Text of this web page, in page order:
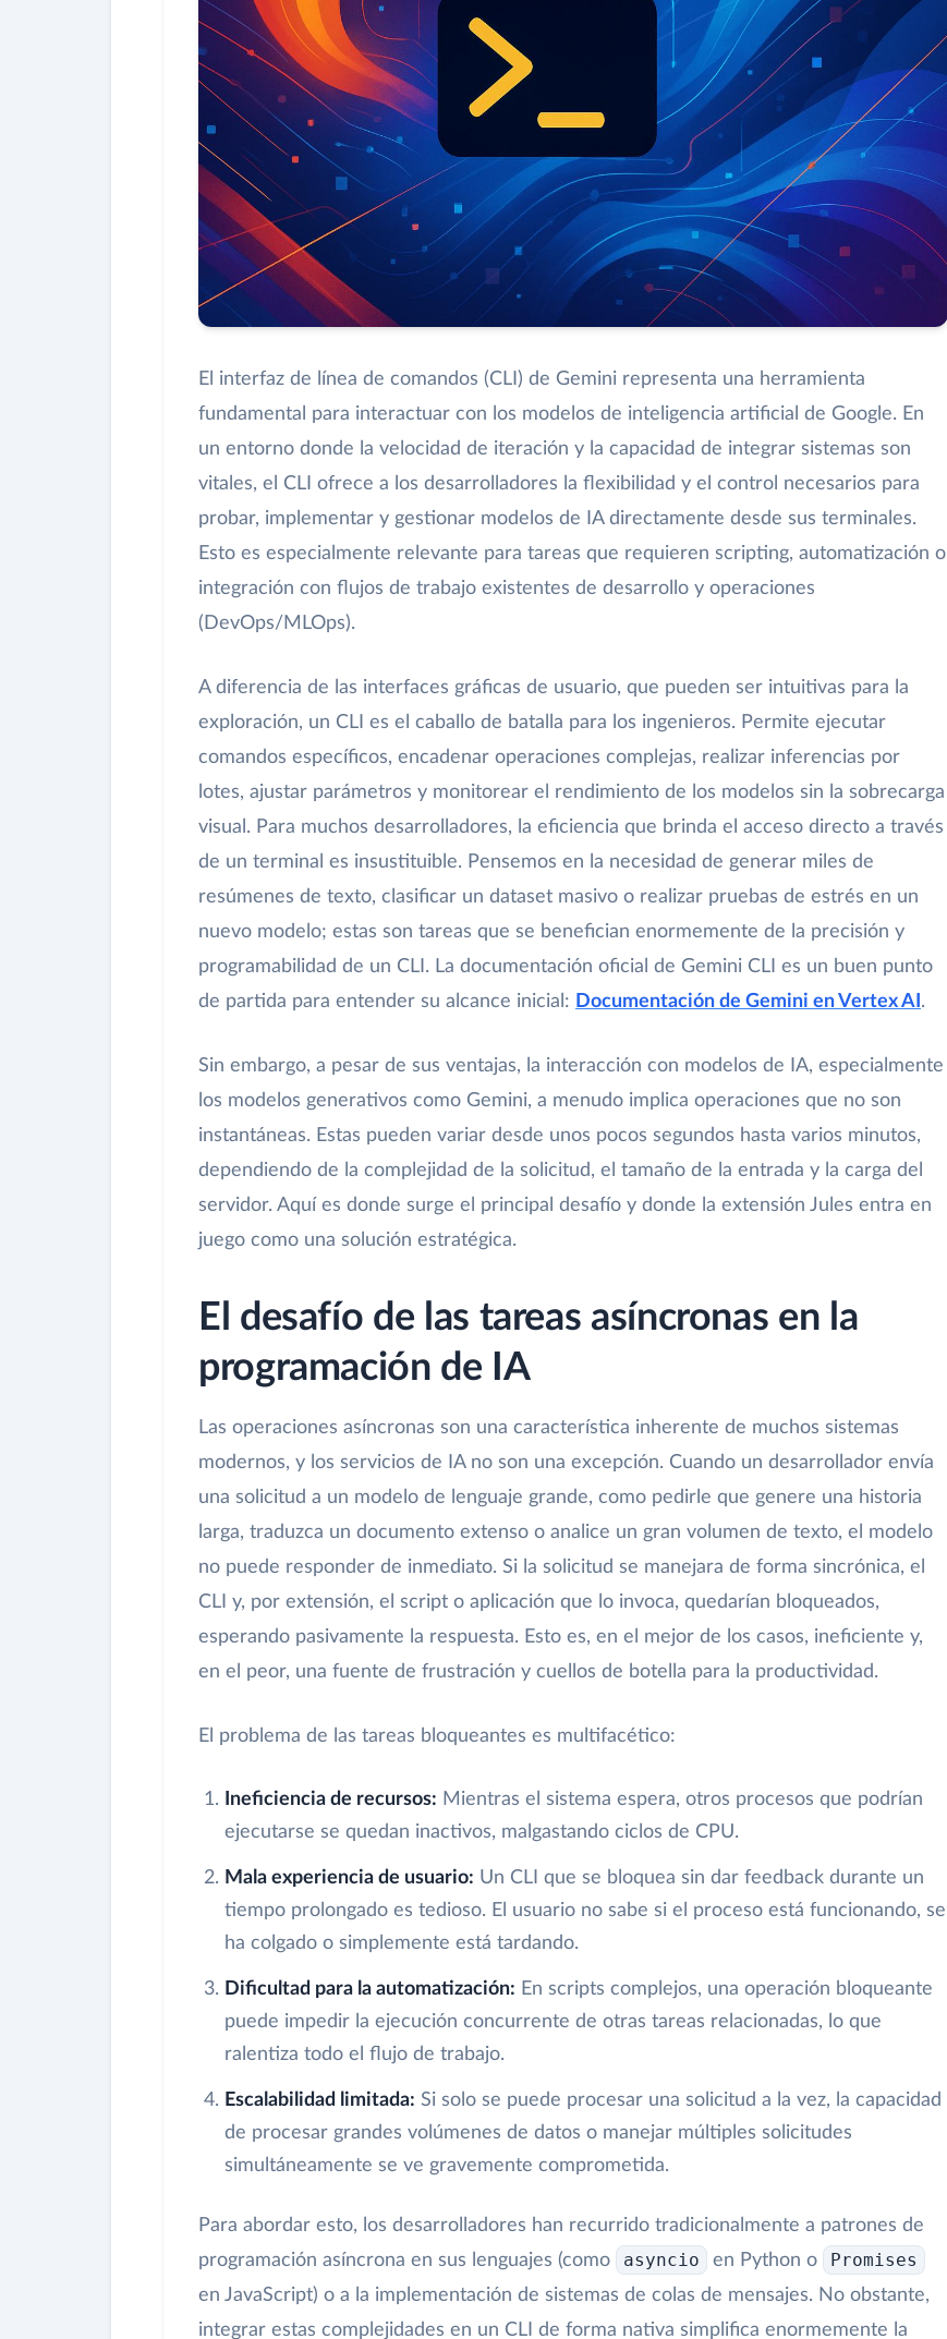
El interfaz de línea de comandos (CLI) de Gemini representa una herramienta
fundamental para interactuar con los modelos de inteligencia artificial de Google. En
un entorno donde la velocidad de iteración y la capacidad de integrar sistemas son
vitales, el CLI ofrece a los desarrolladores la flexibilidad y el control necesarios para
probar, implementar y gestionar modelos de IA directamente desde sus terminales.
Esto es especialmente relevante para tareas que requieren scripting, automatización o
integración con flujos de trabajo existentes de desarrollo y operaciones
(DevOps/MLOps).
A diferencia de las interfaces gráficas de usuario, que pueden ser intuitivas para la
exploración, un CLI es el caballo de batalla para los ingenieros. Permite ejecutar
comandos específicos, encadenar operaciones complejas, realizar inferencias por
lotes, ajustar parámetros y monitorear el rendimiento de los modelos sin la sobrecarga
visual. Para muchos desarrolladores, la eficiencia que brinda el acceso directo a través
de un terminal es insustituible. Pensemos en la necesidad de generar miles de
resúmenes de texto, clasificar un dataset masivo o realizar pruebas de estrés en un
nuevo modelo; estas son tareas que se benefician enormemente de la precisión y
programabilidad de un CLI. La documentación oficial de Gemini CLI es un buen punto
de partida para entender su alcance inicial: Documentación de Gemini en Vertex AI .
Sin embargo, a pesar de sus ventajas, la interacción con modelos de IA, especialmente
los modelos generativos como Gemini, a menudo implica operaciones que no son
instantáneas. Estas pueden variar desde unos pocos segundos hasta varios minutos,
dependiendo de la complejidad de la solicitud, el tamaño de la entrada y la carga del
servidor. Aquí es donde surge el principal desafío y donde la extensión Jules entra en
juego como una solución estratégica.
El desafío de las tareas asíncronas en la
programación de IA
Las operaciones asíncronas son una característica inherente de muchos sistemas
modernos, y los servicios de IA no son una excepción. Cuando un desarrollador envía
una solicitud a un modelo de lenguaje grande, como pedirle que genere una historia
larga, traduzca un documento extenso o analice un gran volumen de texto, el modelo
no puede responder de inmediato. Si la solicitud se manejara de forma sincrónica, el
CLI y, por extensión, el script o aplicación que lo invoca, quedarían bloqueados,
esperando pasivamente la respuesta. Esto es, en el mejor de los casos, ineficiente y,
en el peor, una fuente de frustración y cuellos de botella para la productividad.
El problema de las tareas bloqueantes es multifacético:
Ineficiencia de recursos: Mientras el sistema espera, otros procesos que podrían
ejecutarse se quedan inactivos, malgastando ciclos de CPU.
Mala experiencia de usuario: Un CLI que se bloquea sin dar feedback durante un
tiempo prolongado es tedioso. El usuario no sabe si el proceso está funcionando, se
ha colgado o simplemente está tardando.
Dificultad para la automatización: En scripts complejos, una operación bloqueante
puede impedir la ejecución concurrente de otras tareas relacionadas, lo que
ralentiza todo el flujo de trabajo.
Escalabilidad limitada: Si solo se puede procesar una solicitud a la vez, la capacidad
de procesar grandes volúmenes de datos o manejar múltiples solicitudes
simultáneamente se ve gravemente comprometida.
Para abordar esto, los desarrolladores han recurrido tradicionalmente a patrones de
programación asíncrona en sus lenguajes (como
asyncio en Python o Promises
en JavaScript) o a la implementación de sistemas de colas de mensajes. No obstante,
integrar estas complejidades en un CLI de forma nativa simplifica enormemente la